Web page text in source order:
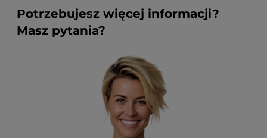
Potrzebujesz więcej informacji?
Masz pytania?